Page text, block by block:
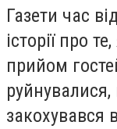
Газети час
історії про
прийом
закохувався